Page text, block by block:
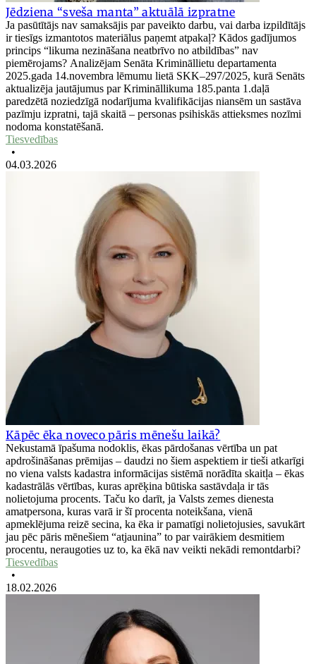
Jēdziena “sveša manta” aktuālā izpratne
Ja pasūtītājs nav samaksājis par paveikto darbu, vai darba izpildītājs
ir tiesīgs izmantotos materiālus paņemt atpakaļ? Kādos gadījumos
princips “likuma nezināšana neatbrīvo no atbildības” nav
piemērojams? Analizējam Senāta Krimināllietu departamenta
2025.gada 14.novembra lēmumu lietā SKK–297/2025, kurā Senāts
aktualizēja jautājumus par Krimināllikuma 185.panta 1.daļā
paredzētā noziedzīgā nodarījuma kvalifikācijas niansēm un sastāva
pazīmju izpratni, tajā skaitā – personas psihiskās attieksmes nozīmi
nodoma konstatēšanā.
Tiesvedības
•
04.03.2026
Kāpēc ēka noveco pāris mēnešu laikā?
Nekustamā īpašuma nodoklis, ēkas pārdošanas vērtība un pat
apdrošināšanas prēmijas – daudzi no šiem aspektiem ir tieši atkarīgi
no viena valsts kadastra informācijas sistēmā norādīta skaitļa – ēkas
kadastrālās vērtības, kuras aprēķina būtiska sastāvdaļa ir tās
nolietojuma procents. Taču ko darīt, ja Valsts zemes dienesta
amatpersona, kuras varā ir šī procenta noteikšana, vienā
apmeklējuma reizē secina, ka ēka ir pamatīgi nolietojusies, savukārt
jau pēc pāris mēnešiem “atjaunina” to par vairākiem desmitiem
procentu, neraugoties uz to, ka ēkā nav veikti nekādi remontdarbi?
Tiesvedības
•
18.02.2026